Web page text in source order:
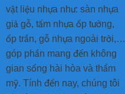
vật liệu nhựa như: sàn nhựa
giả gỗ, tấm nhựa ốp tường,
ốp trần, gỗ nhựa ngoài trời,…
góp phần mang đến không
gian sống hài hòa và thẩm
mỹ. Tính đến nay, chúng tôi